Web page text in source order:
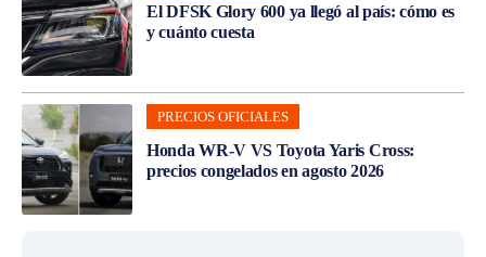
El DFSK Glory 600 ya llegó al país: cómo es
y cuánto cuesta
PRECIOS OFICIALES
Honda WR-V VS Toyota Yaris Cross:
precios congelados en agosto 2026